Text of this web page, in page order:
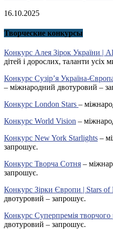
16.10.2025
Творческие конкурсы
Конкурс Алея Зірок України |
дітей і дорослих, таланти усіх
Конкурс Сузір’я Україна-
– міжнародний двотуровий –
Конкурс London Stars –
Конкурс World Vision –
Конкурс New York Starlights –
запрошує.
Конкурс Творча Сотня –
запрошує.
Конкурс Зірки Європи | Stars of
двотуровий – запрошує.
Конкурс Суперпремія творчого
двотуровий – запрошує.